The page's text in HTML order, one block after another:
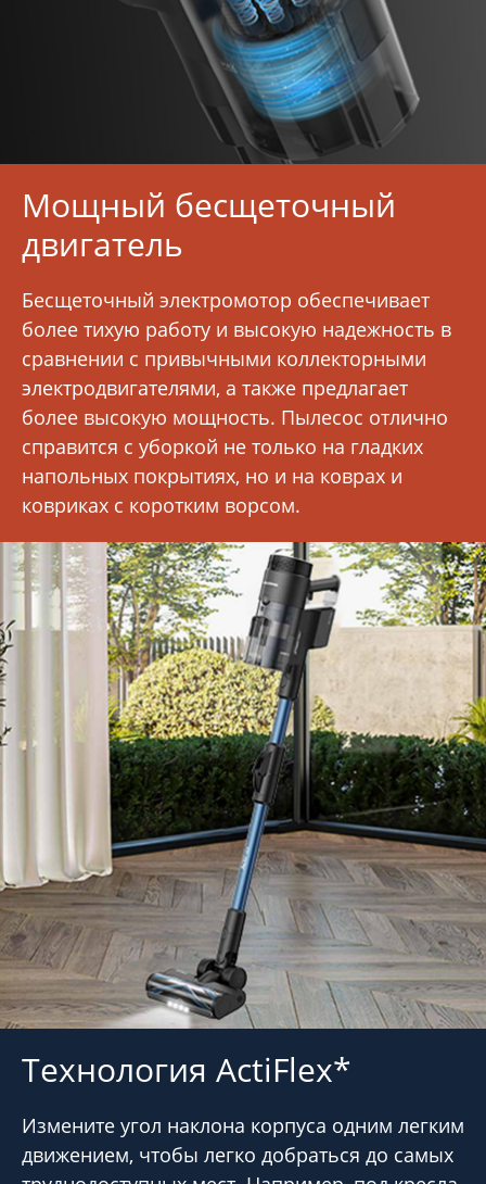
Мощный бесщеточный
двигатель
Бесщеточный электромотор обеспечивает
более тихую работу и высокую надежность в
сравнении с привычными коллекторными
электродвигателями, а также предлагает
более высокую мощность. Пылесос отлично
справится с уборкой не только на гладких
напольных покрытиях, но и на коврах и
ковриках с коротким ворсом.
Технология ActiFlex*
Измените угол наклона корпуса одним легким
движением, чтобы легко добраться до самых